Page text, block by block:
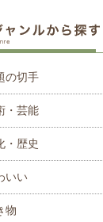
の切手
・芸能
・歴史
いい
物